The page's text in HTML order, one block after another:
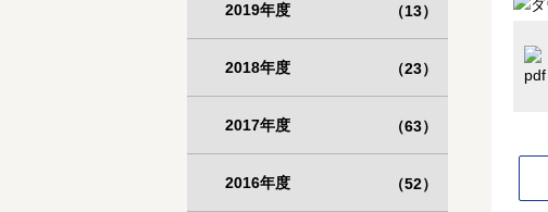
2019年度 （13）
2018年度 （23）
2017年度 （63）
2016年度 （52）